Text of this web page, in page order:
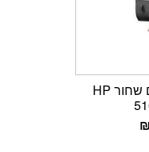
ראש דיו תואם שחור HP